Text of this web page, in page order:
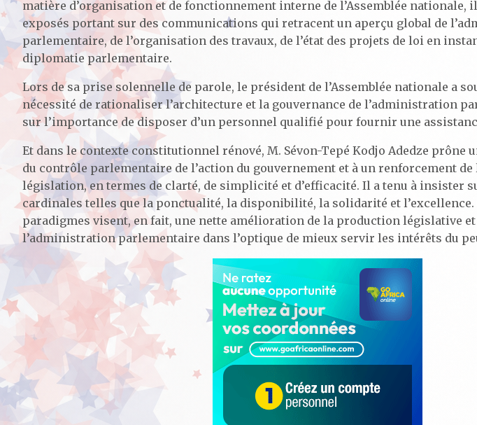
matière d’organisation et de fonctionnement interne de l’Assemblée nationale,
exposés portant sur des communications qui retracent un aperçu global de
parlementaire, de l’organisation des travaux, de l’état des projets de loi en
diplomatie parlementaire.
Lors de sa prise solennelle de parole, le président de l’Assemblée nationale a
nécessité de rationaliser l’architecture et la gouvernance de l’administration
sur l’importance de disposer d’un personnel qualifié pour fournir une
Et dans le contexte constitutionnel rénové, M. Sévon-Tepé Kodjo Adedze prône
du contrôle parlementaire de l’action du gouvernement et à un renforcement de
législation, en termes de clarté, de simplicité et d’efficacité. Il a tenu à insister
cardinales telles que la ponctualité, la disponibilité, la solidarité et l’excellence.
paradigmes visent, en fait, une nette amélioration de la production législative
l’administration parlementaire dans l’optique de mieux servir les intérêts du